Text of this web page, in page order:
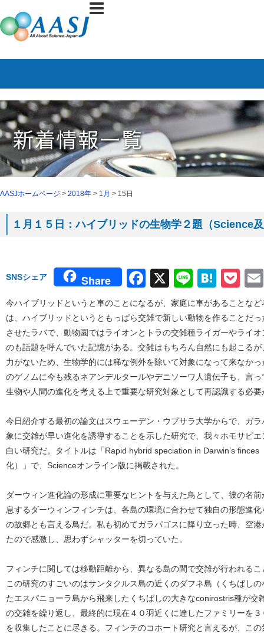
AASJホームページ > 2018年 > 1月 > 15日
１月１５日：ハイブリッドの生物学２題（Science
SNSシェア Share Facebook
X Line
今ハイブリッドというと車のことになるが、家庭に車があることな
は、ハイブリッドというともっぱら交雑で新しい動物を作ることだ
させたラバで、動物園ではライオンとトラの交雑種ライガーやライ
のも話題を呼んでいた記憶がある。交雑はもちろん自然にも起こる
力がないため、生物学的には稀な例外を除いて対象になって来なか
のゲノムに今も残るネアンデルタールやデニソーワ人遺伝子も、言
生物や人間の進化を考える上で重要な研究対象として再認識する必
今日紹介する最初の論文はスウェーデン・ウプサラ大学からで、ガ
象に交雑が早い進化を誘導することを示した研究で、我々ホモサピ
白い研究だ。タイトルは「Rapid hybrid speciation in Darwin’s
化）」で、Scienceオンライン版に掲載された。
ダーウィン進化論の形成に重要なヒントを与えた鳥として、彼の名
息するダーウィンフィンチは、各島の環境に合わせて独自の形態進
の故郷とも言える鳥だ。私も初めてガラパゴスに降り立った時、空
たので感激し、思わずシャッターを切っていた。
フィンチに関しては移動距離から、異なる島の間で交雑が行われる
この研究のすごいのはサンタクルス島の近くのダフネ島（くちばし
たエスパニョーラ島から飛来したくちばしの大きなconirostris種が交
の交雑を繰り返し、最終的に現在４０羽近くに達したファミリーを
を収集したことに尽きる。フィンチのコホート研究と言えるが、こ